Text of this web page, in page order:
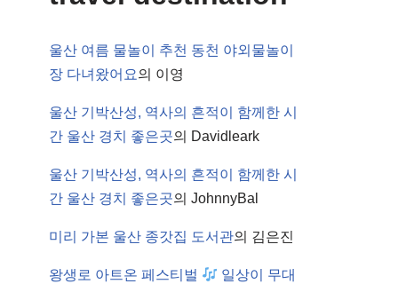
울산 여름 물놀이 추천 동천 야외물놀이
장 다녀왔어요의 이영
울산 기박산성, 역사의 흔적이 함께한 시
간 울산 경치 좋은곳의 Davidleark
울산 기박산성, 역사의 흔적이 함께한 시
간 울산 경치 좋은곳의 JohnnyBal
미리 가본 울산 종갓집 도서관의 김은진
왕생로 아트온 페스티벌
일상이 무대